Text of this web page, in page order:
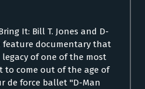
It: Bill T. Jones and D-
feature documentary that
of one of the most
to come out of the age of
de force ballet "D-Man